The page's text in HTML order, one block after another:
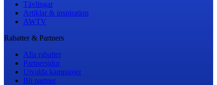
Tävlingar
Artiklar & inspiration
AWTV
Rabatter & Partners
Alla rabatter
Partnersidor
Utvalda kampanjer
Bli partner